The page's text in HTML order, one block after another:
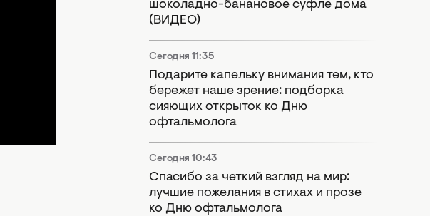
шоколадно-банановое суфле дома
(ВИДЕО)
Сегодня 11:35
Подарите капельку внимания тем, кто
бережет наше зрение: подборка
сияющих открыток ко Дню
офтальмолога
Сегодня 10:43
Спасибо за четкий взгляд на мир:
лучшие пожелания в стихах и прозе
ко Дню офтальмолога